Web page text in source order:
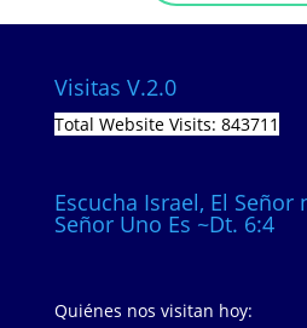
Visitas V.2.0
Total Website Visits: 843711
Escucha Israel, El Señor
Señor Uno Es ~Dt. 6:4
Quiénes nos visitan hoy: